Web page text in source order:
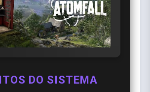
DO SISTEMA